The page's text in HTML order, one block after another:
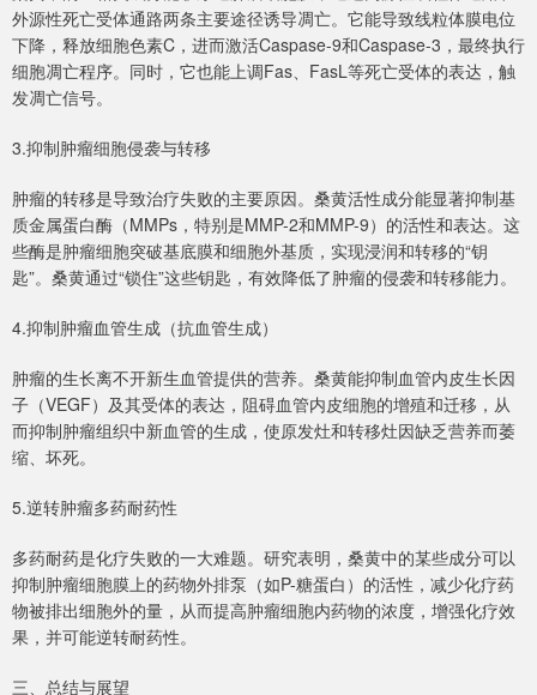
外源性死亡受体通路两条主要途径诱导凋亡。它能导致线粒体膜电位
下降，释放细胞色素C，进而激活Caspase-9和Caspase-3，最终执行
细胞凋亡程序。同时，它也能上调Fas、FasL等死亡受体的表达，触
发凋亡信号。
3.抑制肿瘤细胞侵袭与转移
肿瘤的转移是导致治疗失败的主要原因。桑黄活性成分能显著抑制基
质金属蛋白酶（MMPs，特别是MMP-2和MMP-9）的活性和表达。这
些酶是肿瘤细胞突破基底膜和细胞外基质，实现浸润和转移的“钥
匙”。桑黄通过“锁住”这些钥匙，有效降低了肿瘤的侵袭和转移能力。
4.抑制肿瘤血管生成（抗血管生成）
肿瘤的生长离不开新生血管提供的营养。桑黄能抑制血管内皮生长因
子（VEGF）及其受体的表达，阻碍血管内皮细胞的增殖和迁移，从
而抑制肿瘤组织中新血管的生成，使原发灶和转移灶因缺乏营养而萎
缩、坏死。
5.逆转肿瘤多药耐药性
多药耐药是化疗失败的一大难题。研究表明，桑黄中的某些成分可以
抑制肿瘤细胞膜上的药物外排泵（如P-糖蛋白）的活性，减少化疗药
物被排出细胞外的量，从而提高肿瘤细胞内药物的浓度，增强化疗效
果，并可能逆转耐药性。
三、总结与展望